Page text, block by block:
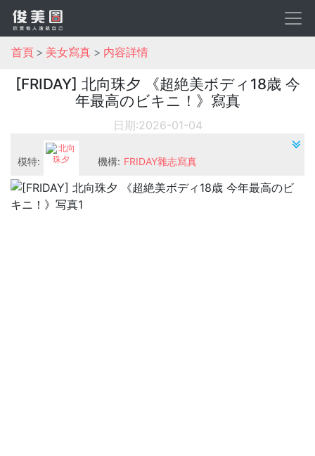
首頁 美女寫真 内容詳情
[FRIDAY] 北向珠夕 《超絶美ボディ18歳 今
年最高のビキニ！》寫真
日期:2026-01-04
模特:
北向珠夕
機構: FRIDAY雜志寫真